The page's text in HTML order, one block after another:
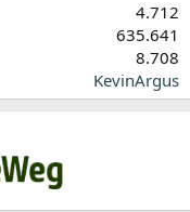
4.712
635.641
8.708
KevinArgus